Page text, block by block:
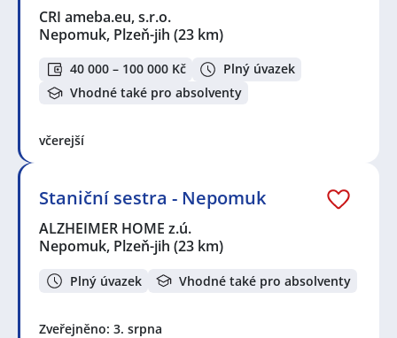
CRI ameba.eu, s.r.o.
Nepomuk, Plzeň-jih (23 km)
40 000 – 100 000 Kč
Plný úvazek
Vhodné také pro absolventy
včerejší
Staniční sestra - Nepomuk
ALZHEIMER HOME z.ú.
Nepomuk, Plzeň-jih (23 km)
Plný úvazek Vhodné také pro absolventy
Zveřejněno: 3. srpna